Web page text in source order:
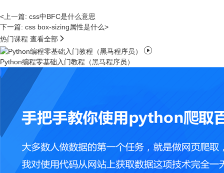
<上一篇: css中BFC是什么意思
下一篇: css box-sizing属性是什么>
热门课程 查看全部 

Python编程零基础入门教程（黑马程序员）